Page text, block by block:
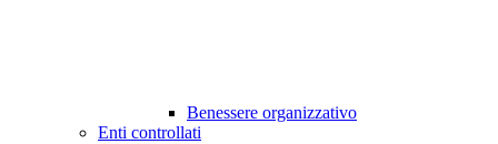
Benessere organizzativo
Enti controllati